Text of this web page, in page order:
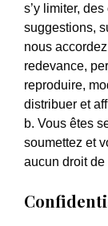
s’y limiter,
suggestions,
nous
redevance,
reproduire,
distribuer et
b. Vous êtes
soumettez et
aucun droit